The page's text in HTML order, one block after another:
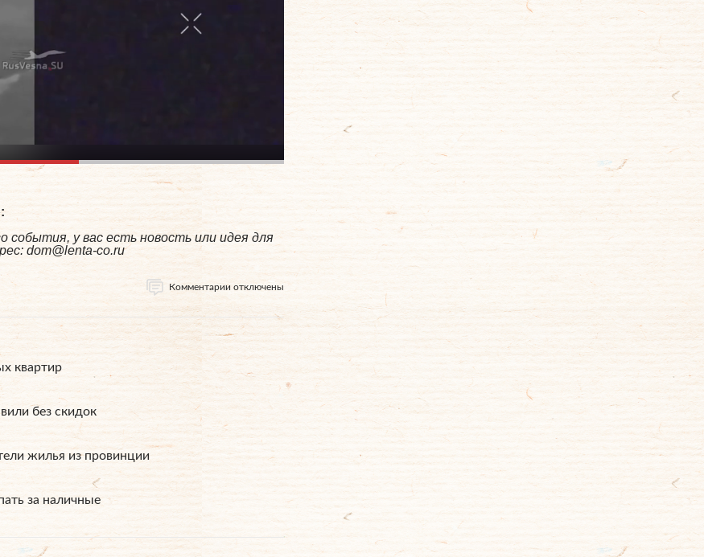
события, у вас есть новость или идея для
dom@lenta-co.ru
Комментарии отключены
квартир
без скидок
жилья из провинции
за наличные